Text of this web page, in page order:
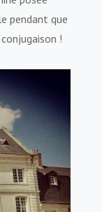
pendant que
!